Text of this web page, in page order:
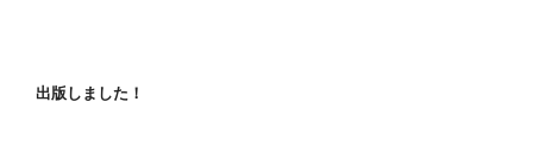
出版しました！